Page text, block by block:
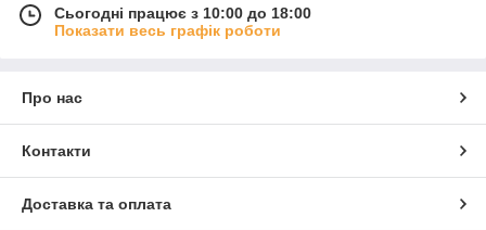
Сьогодні працює з 10:00 до 18:00
Показати весь графік роботи
Про нас
Контакти
Доставка та оплата